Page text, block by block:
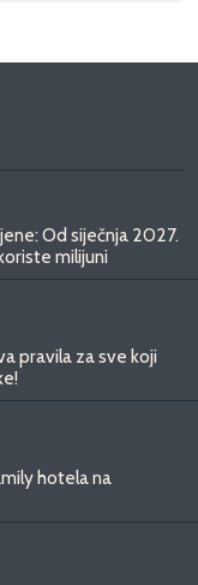
Od siječnja 2027.
milijuni
pravila za sve koji
hotela na